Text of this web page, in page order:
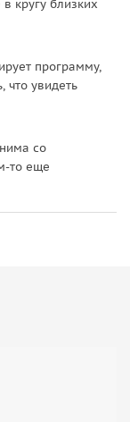
кругу близких
программу,
что увидеть
со
то еще